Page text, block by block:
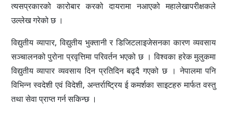
त्यसप्रकारको कारोबार करको दायरामा नआएको महालेखापरीक्षकले
उल्लेख गरेको छ ।
विद्युतीय व्यापार, विद्युतीय भुक्तानी र डिजिटलाइजेसनका कारण व्यवसाय
सञ्चालनको पुरोना प्रवृत्तिमा परिवर्तन भएको छ । विश्वका हरेक मुलुकमा
विद्युतीय व्यापार व्यवसाय दिन प्रतिदिन बढ्दै गएको छ । नेपालमा पनि
विभिन्न स्वदेशी एवं विदेशी, अन्तर्राष्ट्रिय ई कमर्शका साइटहरु मार्फत वस्तु
तथा सेवा प्राप्त गर्न सकिन्छ ।